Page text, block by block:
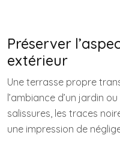
Préserver
extérieur
Une terrasse propre
l’ambiance d’un jardin ou
salissures, les traces
une impression de